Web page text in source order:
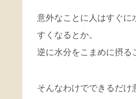
意外なことに人はすぐに
すくなるとか。
逆に水分をこまめに摂る
そんなわけでできるだけ